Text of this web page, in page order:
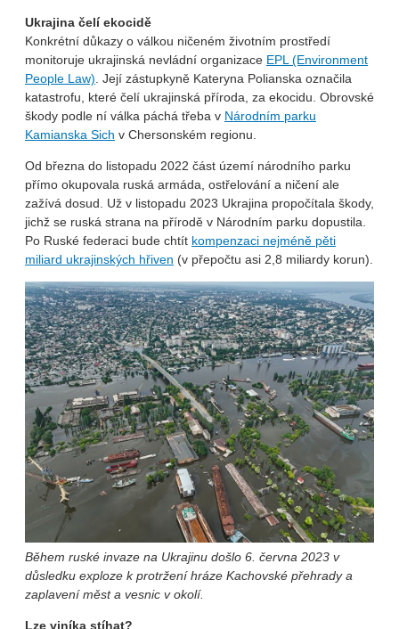
Ukrajina čelí ekocidě
Konkrétní důkazy o válkou ničeném životním prostředí
monitoruje ukrajinská nevládní organizace EPL (Environment
People Law) . Její zástupkyně Kateryna Polianska označila
katastrofu, které čelí ukrajinská příroda, za ekocidu. Obrovské
škody podle ní válka páchá třeba v Národním parku
Kamianska Sich v Chersonském regionu.
Od března do listopadu 2022 část území národního parku
přímo okupovala ruská armáda, ostřelování a ničení ale
zažívá dosud. Už v listopadu 2023 Ukrajina propočítala škody,
jichž se ruská strana na přírodě v Národním parku dopustila.
Po Ruské federaci bude chtít kompenzaci nejméně pěti
miliard ukrajinských hřiven (v přepočtu asi 2,8 miliardy korun).
Během ruské invaze na Ukrajinu došlo 6. června 2023 v
důsledku exploze k protržení hráze Kachovské přehrady a
zaplavení měst a vesnic v okolí.
Lze viníka stíhat?